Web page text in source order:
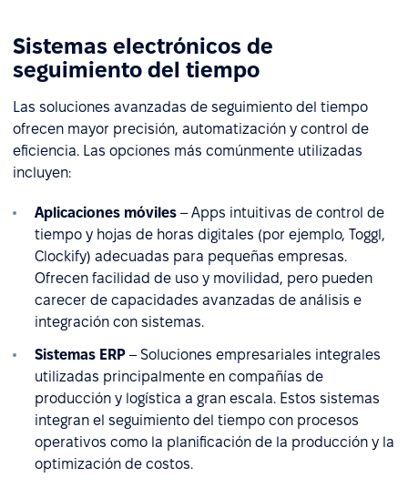
Sistemas electrónicos de
seguimiento del tiempo
Las soluciones avanzadas de seguimiento del tiempo
ofrecen mayor precisión, automatización y control de
eficiencia. Las opciones más comúnmente utilizadas
incluyen:
Aplicaciones móviles – Apps intuitivas de control de
tiempo y hojas de horas digitales (por ejemplo, Toggl,
Clockify) adecuadas para pequeñas empresas.
Ofrecen facilidad de uso y movilidad, pero pueden
carecer de capacidades avanzadas de análisis e
integración con sistemas.
Sistemas ERP – Soluciones empresariales integrales
utilizadas principalmente en compañías de
producción y logística a gran escala. Estos sistemas
integran el seguimiento del tiempo con procesos
operativos como la planificación de la producción y la
optimización de costos.